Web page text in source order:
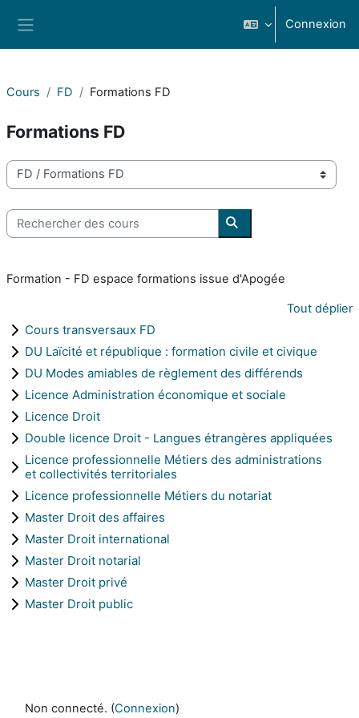
Connexion
Cours FD Formations FD
Formations FD
Catégories de cours
Rechercher des cours
Rechercher des cours
Formation - FD espace formations issue d'Apogée
Tout déplier
Cours transversaux FD
DU Laïcité et république : formation civile et civique
DU Modes amiables de règlement des différends
Licence Administration économique et sociale
Licence Droit
Double licence Droit - Langues étrangères appliquées
Licence professionnelle Métiers des administrations
et collectivités territoriales
Licence professionnelle Métiers du notariat
Master Droit des affaires
Master Droit international
Master Droit notarial
Master Droit privé
Master Droit public
Non connecté. (Connexion)